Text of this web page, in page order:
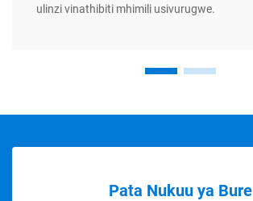
ulinzi vinathibiti mhimili usivurugwe.
Pata Nukuu ya Bure